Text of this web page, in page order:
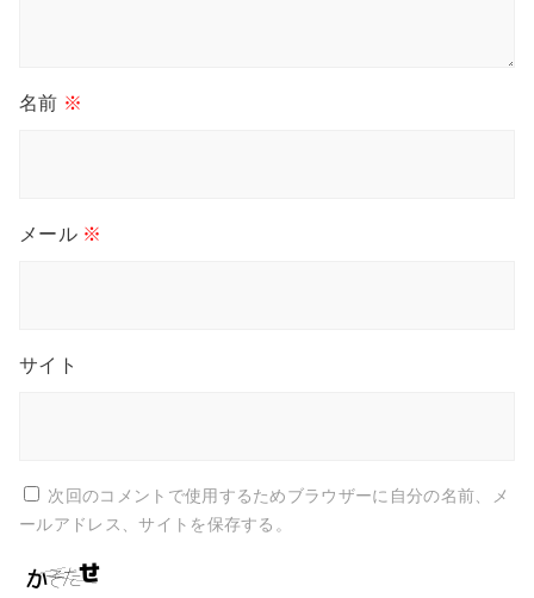
名前 ※
メール ※
サイト
次回のコメントで使用するためブラウザーに自分の名前、メ
ールアドレス、サイトを保存する。